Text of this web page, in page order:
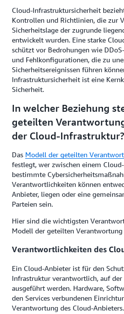
Cloud-Infrastruktursicherheit
Kontrollen und Richtlinien, die zur
Sicherheitslage der zugrunde
entwickelt wurden. Eine starke
schützt vor Bedrohungen wie
und Fehlkonfigurationen, die zu
Sicherheitsereignissen führen
Infrastruktursicherheit ist eine
Sicherheit.
In welcher Beziehung
geteilten
der Cloud-Infrastruktur?
Das Modell der geteilten
festlegt, wer zwischen einem
bestimmte
Verantwortlichkeiten können
Anbieter, liegen oder eine
Parteien sein.
Hier sind die wichtigsten
Modell der geteilten
Verantwortlichkeiten des
Ein Cloud-Anbieter ist für den
Infrastruktur verantwortlich, auf der
ausgeführt werden. Hardware,
den Services verbundenen
Verantwortung des Cloud-Anbieters.